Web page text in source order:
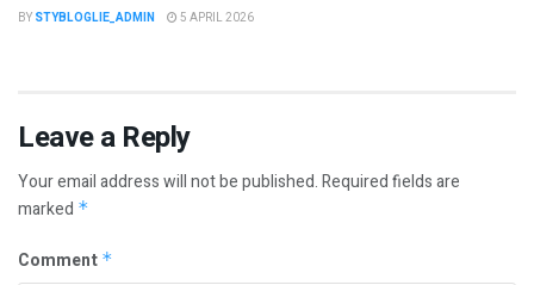
BY STYBLOGLIE_ADMIN 5 APRIL 2026
Leave a Reply
Your email address will not be published.Required fields are
marked *
Comment *